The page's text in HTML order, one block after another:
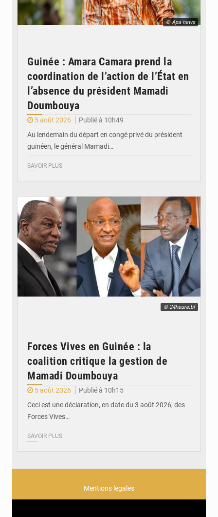
© Apa news
Guinée : Amara Camara prend la
coordination de l’action de l’État en
l’absence du président Mamadi
Doumbouya
5 août 2026
Publié à 10h49
Au lendemain du départ en congé privé du président
guinéen, le général Mamadi…
SAVOIR PLUS
© 24heure.bf
Forces Vives en Guinée : la
coalition critique la gestion de
Mamadi Doumbouya
5 août 2026
Publié à 10h15
Ceci est une déclaration, en date du 3 août 2026, des
Forces Vives…
SAVOIR PLUS
Mentions legales